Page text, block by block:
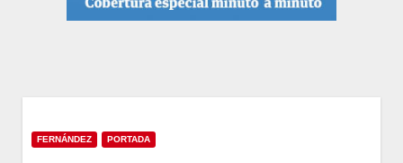
FERNÁNDEZ PORTADA